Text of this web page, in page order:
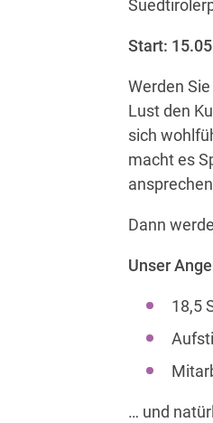
Start:
Werden
Lust den
sich
macht es
Dann
Unser
18,5
… und